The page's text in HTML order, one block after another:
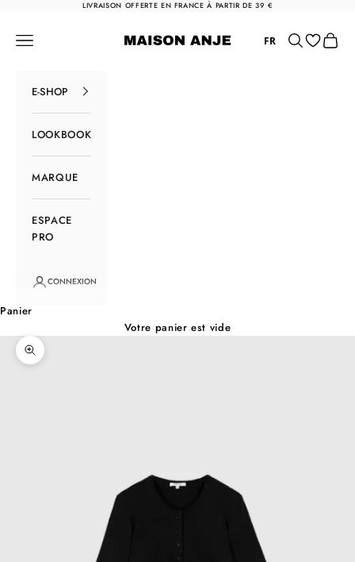
Passer au contenuLIVRAISON OFFERTE EN FRANCE À PARTIR DE 39 €
Maison Anje
Menu FR Rechercher
Panier
E-SHOP
LOOKBOOK
MARQUE
ESPACE
PRO
CONNEXION
Panier
Votre panier est vide
Zoomer sur l'image